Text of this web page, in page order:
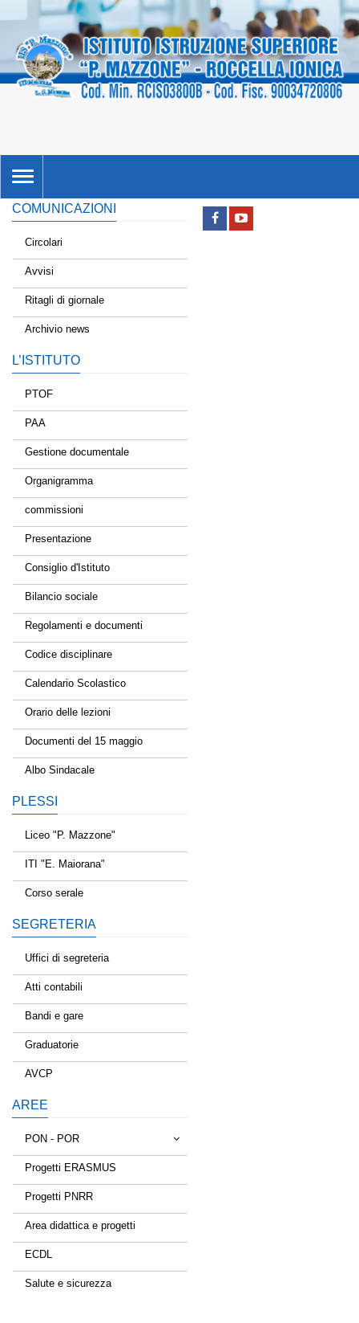
TOGGLE
NAVIGATION
COMUNICAZIONI
Circolari
Avvisi
Ritagli di giornale
Archivio news
L’ISTITUTO
PTOF
PAA
Gestione documentale
Organigramma
commissioni
Presentazione
Consiglio d'Istituto
Bilancio sociale
Regolamenti e documenti
Codice disciplinare
Calendario Scolastico
Orario delle lezioni
Documenti del 15 maggio
Albo Sindacale
PLESSI
Liceo "P. Mazzone"
ITI "E. Maiorana"
Corso serale
SEGRETERIA
Uffici di segreteria
Atti contabili
Bandi e gare
Graduatorie
AVCP
AREE
PON - POR
Tessere la rete
Estate a scuola
Scuola d'estate
Progetti ERASMUS
Progetti PNRR
Area didattica e progetti
ECDL
Salute e sicurezza